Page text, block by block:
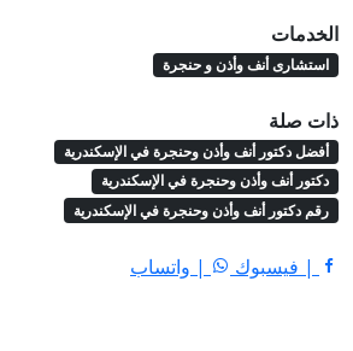
الخدمات
استشارى أنف وأذن و حنجرة
ذات صلة
أفضل دكتور أنف وأذن وحنجرة في الإسكندرية
دكتور أنف وأذن وحنجرة في الإسكندرية
رقم دكتور أنف وأذن وحنجرة في الإسكندرية
| فيسبوك | واتساب